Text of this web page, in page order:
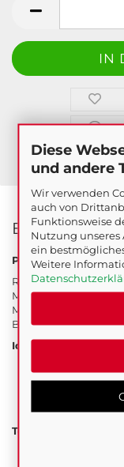
Diese
und andere
Wir verwenden
auch von
Funktionsweise
Nutzung unseres
ein
Weitere
Beschreibung
Robuster Profirührer
Mischleistung; Dreht
Mischungen hinein.
Beton, Estrich,
Ideal für:
Mörtel aller Art
Technische Daten: